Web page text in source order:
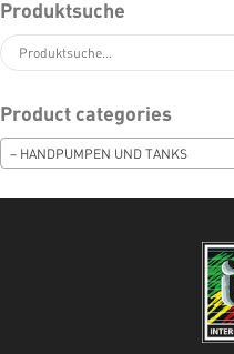
Produktsuche
Product categories
– HANDPUMPEN UND TANKS